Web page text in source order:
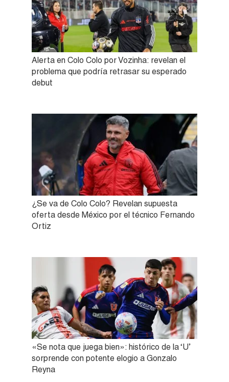
Alerta en Colo Colo por Vozinha: revelan el
problema que podría retrasar su esperado
debut
¿Se va de Colo Colo? Revelan supuesta
oferta desde México por el técnico Fernando
Ortiz
«Se nota que juega bien»: histórico de la ‘U’
sorprende con potente elogio a Gonzalo
Reyna